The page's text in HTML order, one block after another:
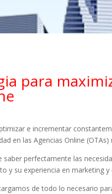
para
e incrementar
en las Agencias Online
perfectamente las
y su experiencia en marketing
de todo lo necesario